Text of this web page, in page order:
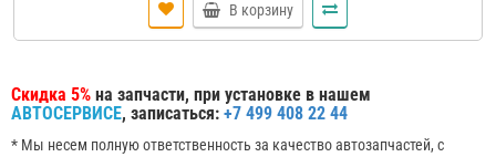
В корзину
Скидка 5% на запчасти, при установке в нашем
АВТОСЕРВИСЕ, записаться: +7 499 408 22 44
* Мы несем полную ответственность за качество автозапчастей, с